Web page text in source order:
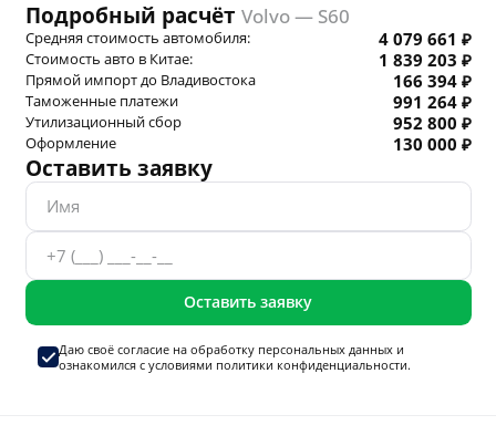
Подробный расчёт Volvo — S60
Средняя стоимость автомобиля: 4 079 661 ₽
Стоимость авто в Китае: 1 839 203 ₽
Прямой импорт до Владивостока 166 394 ₽
Таможенные платежи 991 264 ₽
Утилизационный сбор 952 800 ₽
Оформление 130 000 ₽
Оставить заявку
Оставить заявку
Даю своё согласие на обработку персональных данныхи
ознакомился с условиями политики конфиденциальности.